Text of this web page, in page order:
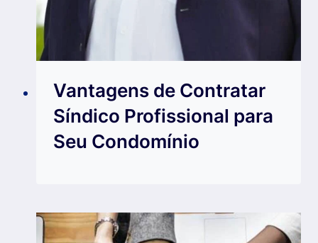
Vantagens de Contratar
Síndico Profissional para
Seu Condomínio